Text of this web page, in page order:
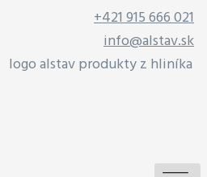
+421 915 666 021
info@alstav.sk